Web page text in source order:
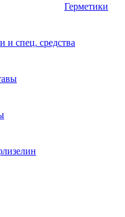
Герметики
и спец. средства